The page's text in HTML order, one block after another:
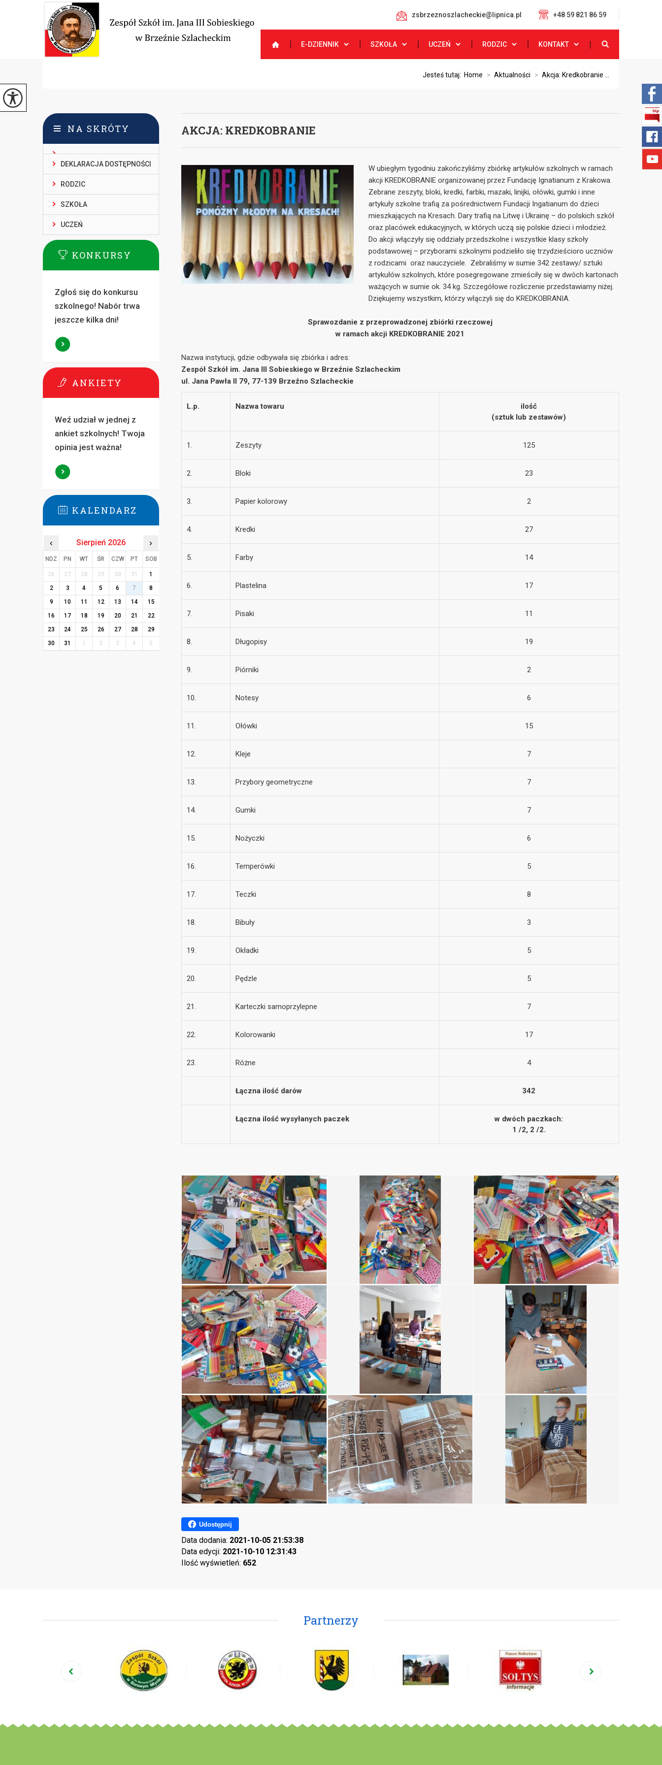
zsbrzeznoszlacheckie@lipnica.pl +48 59 821 86 59
E-DZIENNIK SZKOŁA UCZEŃ RODZIC KONTAKT
Jesteś tutaj: Home > Aktualności > Akcja: Kredkobranie ...
AKCJA: KREDKOBRANIE
W ubiegłym tygodniu zakończyliśmy zbiórkę artykułów szkolnych w ramach
akcji KREDKOBRANIE organizowanej przez Fundację Ignatianum z Krakowa.
Zebrane zeszyty, bloki, kredki, farbki, mazaki, linijki, ołówki, gumki i inne
artykuły szkolne trafią za pośrednictwem Fundacji Ingatianum do dzieci
mieszkających na Kresach. Dary trafią na Litwę i Ukrainę – do polskich szkół
oraz placówek edukacyjnych, w których uczą się polskie dzieci i młodzież.
Do akcji włączyły się oddziały przedszkolne i wszystkie klasy szkoły
podstawowej – przyborami szkolnymi podzieliło się trzydzieścioro uczniów
z rodzicami oraz nauczyciele. Zebraliśmy w sumie 342 zestawy/ sztuki
artykułów szkolnych, które posegregowane zmieściły się w dwóch kartonach
ważących w sumie ok. 34 kg. Szczegółowe rozliczenie przedstawiamy niżej.
Dziękujemy wszystkim, którzy włączyli się do KREDKOBRANIA.
Sprawozdanie z przeprowadzonej zbiórki rzeczowej
w ramach akcji KREDKOBRANIE 2021
Nazwa instytucji, gdzie odbywała się zbiórka i adres:
Zespół Szkół im. Jana III Sobieskiego w Brzeźnie Szlacheckim
ul. Jana Pawła II 79, 77-139 Brzeźno Szlacheckie
L.p. Nazwa towaru
ilość
(sztuk lub zestawów)
1. Zeszyty 125
2. Bloki 23
3. Papier kolorowy 2
4. Kredki 27
5. Farby 14
6. Plastelina 17
7. Pisaki 11
8. Długopisy 19
9. Piórniki 2
10. Notesy 6
11. Ołówki 15
12. Kleje 7
13. Przybory geometryczne 7
14. Gumki 7
15. Nożyczki 6
16. Temperówki 5
17. Teczki 8
18. Bibuły 3
19. Okładki 5
20. Pędzle 5
21. Karteczki samoprzylepne 7
22. Kolorowanki 17
23. Różne 4
Łączna ilość darów 342
Łączna ilość wysyłanych paczek
w dwóch paczkach:
1 /2, 2 /2.
Udostępnij
Data dodania: 2021-10-05 21:53:38
Data edycji: 2021-10-10 12:31:43
Ilość wyświetleń: 652
NA SKRÓTY
DEKLARACJA DOSTĘPNOŚCI
RODZIC
SZKOŁA
UCZEŃ
KONKURSY
Zgłoś się do konkursu
szkolnego! Nabór trwa
jeszcze kilka dni!
ANKIETY
Weź udział w jednej z
ankiet szkolnych! Twoja
opinia jest ważna!
KALENDARZ
‹ Sierpień 2026 ›
NDZ PN WT ŚR CZW PT SOB
26 27 28 29 30 31
1
2
3 4 5 6 7
8
9
10 11 12 13 14
15
16
17 18 19 20 21
22
23
24 25 26 27 28
29
30
31 1 2 3 4 5
Partnerzy